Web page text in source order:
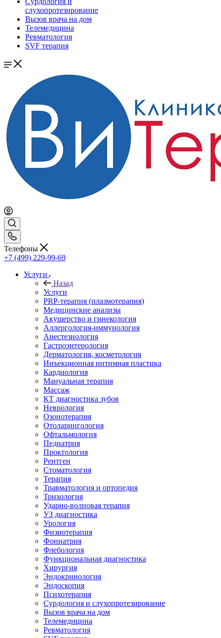
слухопротезирование
Вызов врача на дом
Телемедицина
Ревматология
SVF терапия
Телефоны
+7 (499) 229-99-69
Услуги
Назад
Услуги
PRP-терапия (плазмотерапия)
Медицинские анализы
Акушерство и гинекология
Аллергология-иммунология
Анестезиология
Гастроэнтерология
Дерматология, косметология
Инъекционная интимная пластика
Кардиология
Мануальная терапия
Массаж
КТ диагностика зубов
Неврология
Озонотерапия
Отоларингология
Офтальмология
Педиатрия
Проктология
Рентген
Стоматология
Терапия
Травматология и ортопедия
Трихология
Ударно-волновая терапия
УЗ диагностика
Урология
Физиотерапия
Фониатрия
Флебология
Функциональная диагностика
Хирургия
Эндокринология
Эндоскопия
Психотерапия
Сурдология и слухопротезирование
Вызов врача на дом
Телемедицина
Ревматология